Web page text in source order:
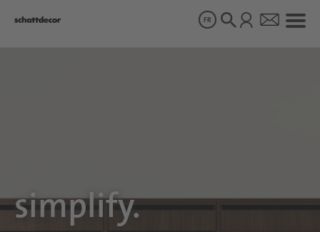
Durabilité
FR
simplify.